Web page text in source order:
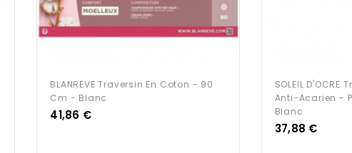
BLANREVE Traversin En Coton - 90
Cm - Blanc
Prix
41,86 €
SOLEIL
Anti-Acarien -
Blanc
Prix
37,88 €